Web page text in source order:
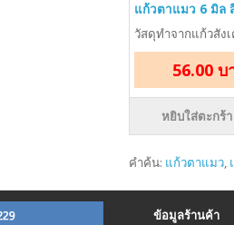
แก้วตาแมว 6 มิล
วัสดุทำจากแก้วสังเ
56.00 บ
หยิบใส่ตะกร้า
คำค้น: แก้วตาแมว,
ข้อมูลร้านค้า